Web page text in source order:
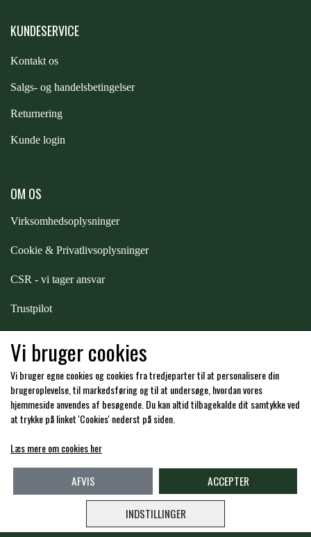
KUNDESERVICE
Kontakt os
Salgs- og handelsbetingelser
Returnering
Kunde login
OM OS
Virksomhedsoplysninger
Cookie & Privatlivsoplysninger
CSR - vi tager ansvar
Trustpilot
Hos os kan du betale med:
Vi bruger cookies
Vi bruger egne cookies og cookies fra tredjeparter til at personalisere din
brugeroplevelse, til markedsføring og til at undersøge, hvordan vores
hjemmeside anvendes af besøgende. Du kan altid tilbagekalde dit samtykke ved
at trykke på linket 'Cookies' nederst på siden.
Læs mere om cookies her
INDSTILLINGER
AFVIS ACCEPTER